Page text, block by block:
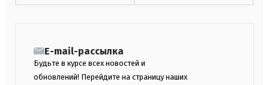
E-mail-рассылка
Будьте в курсе всех новостей и
обновлений! Перейдите на страницу наших